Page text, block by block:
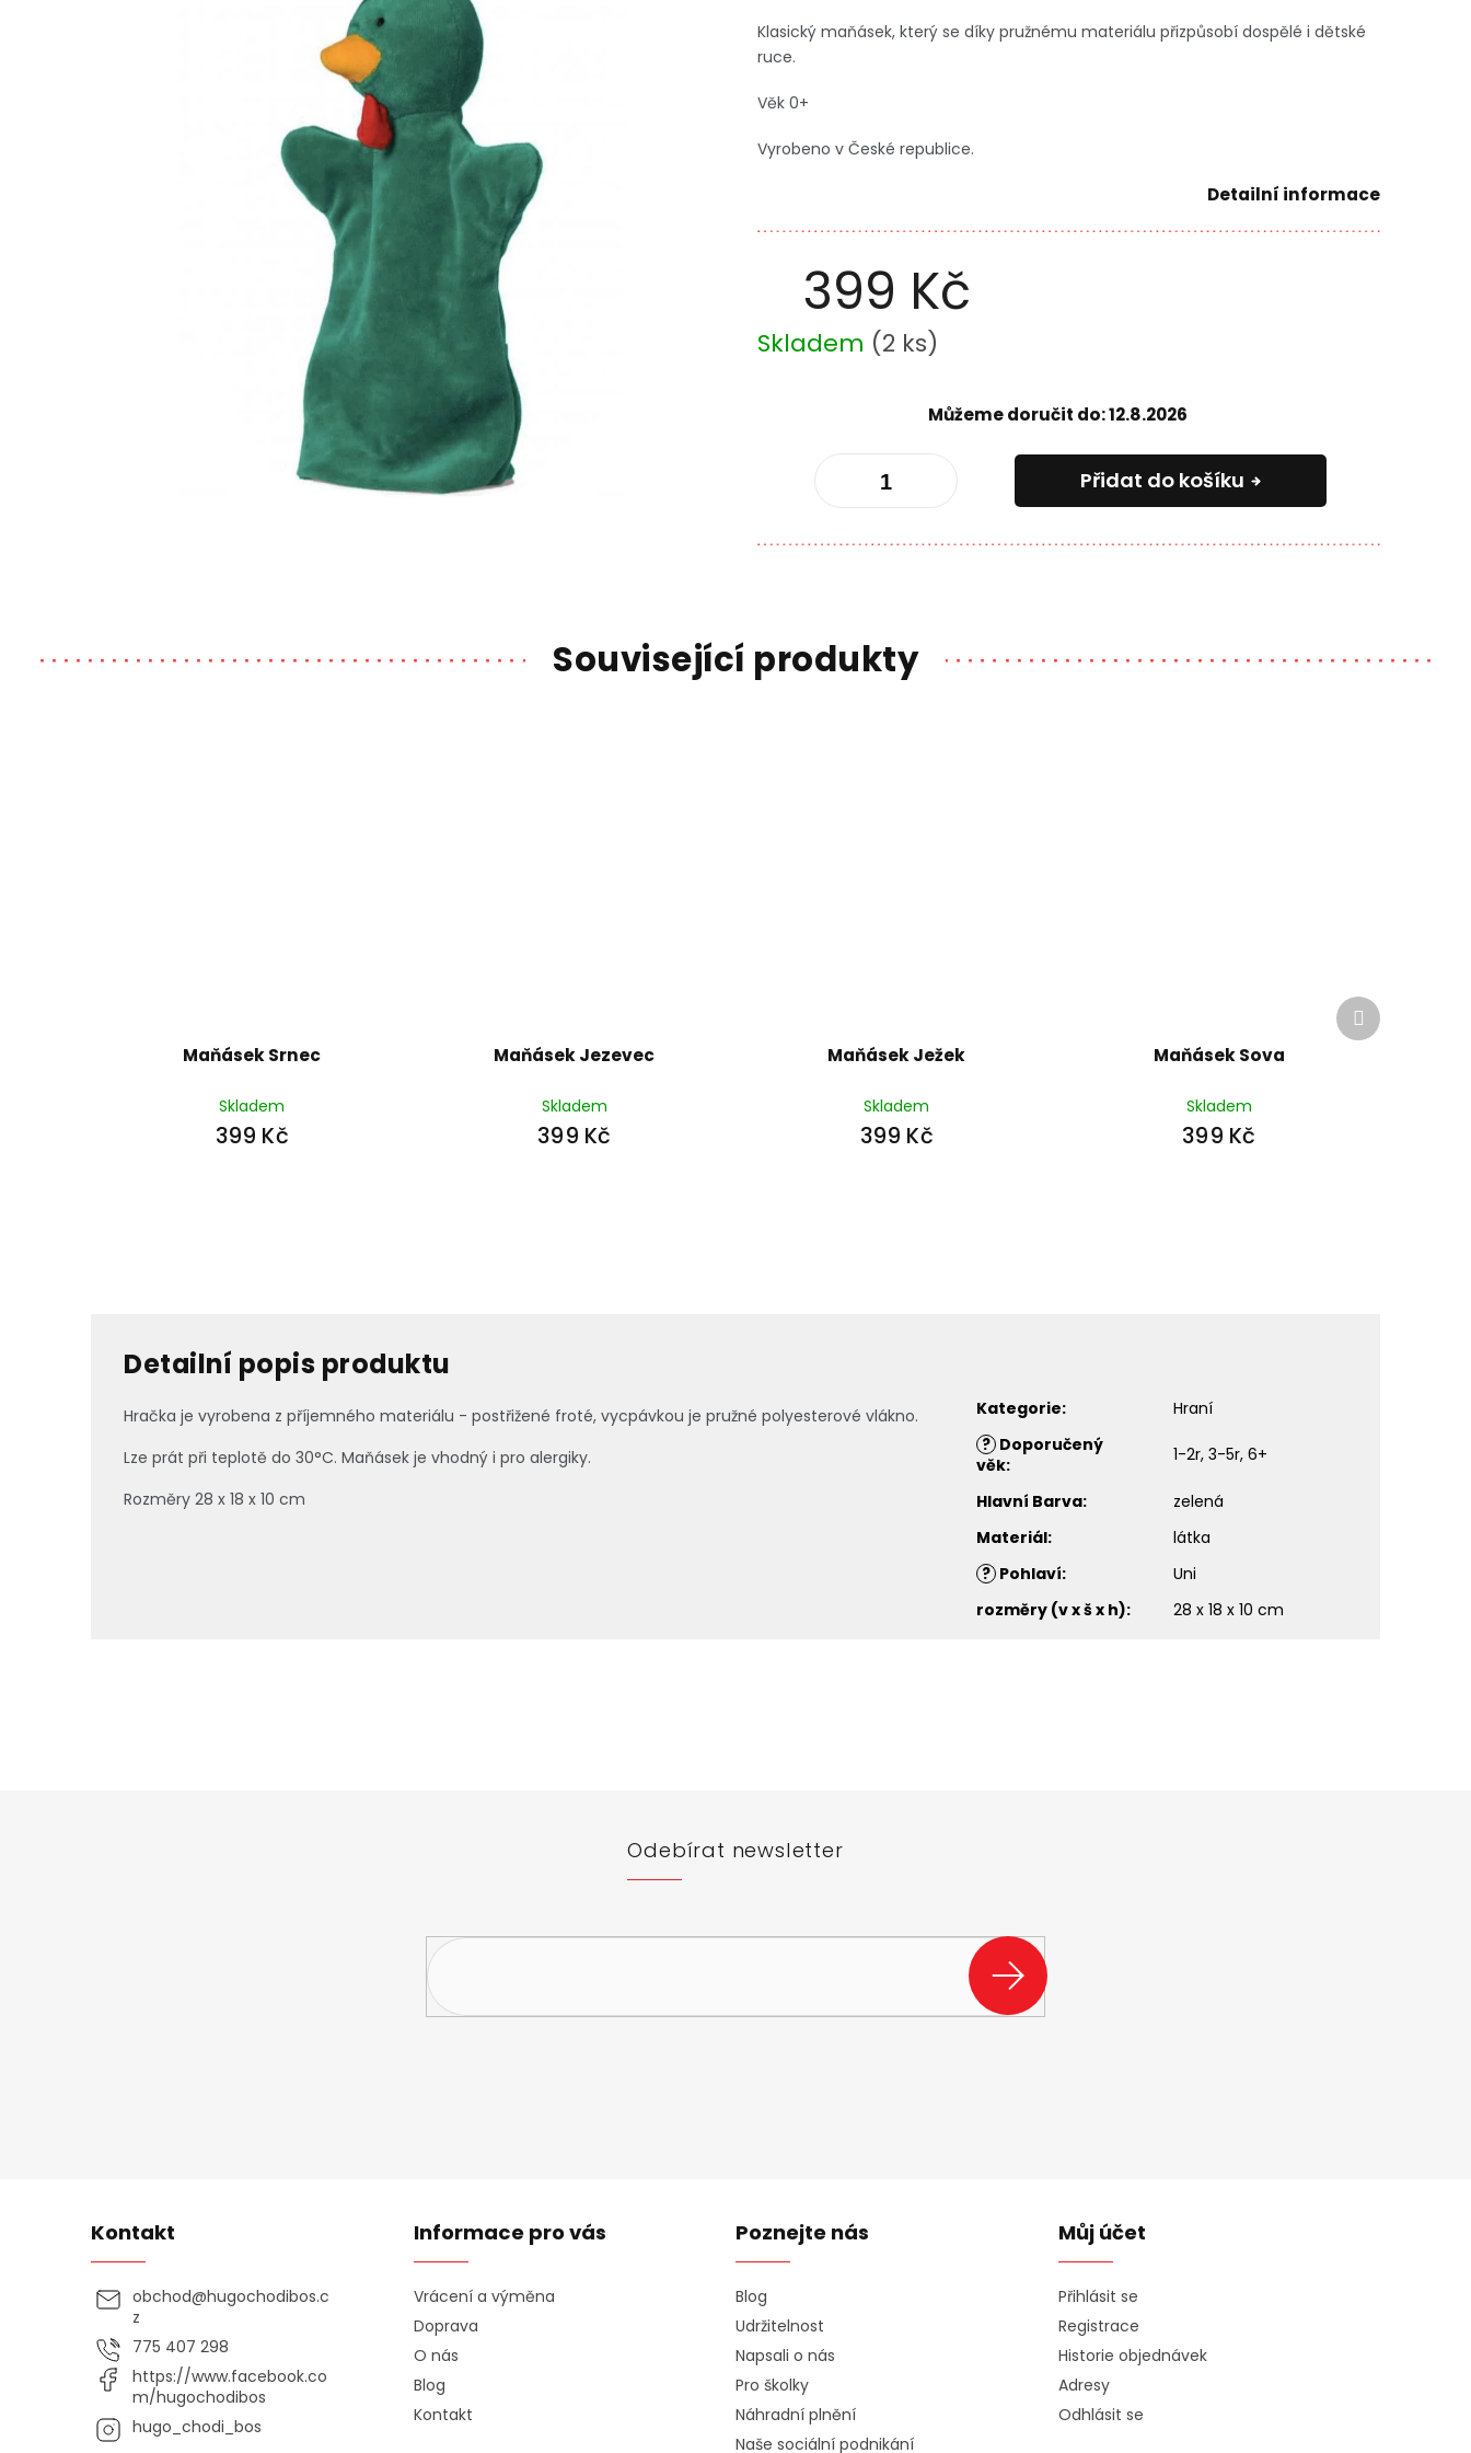
399 Kč
Měrná
cena:
Skladem (2 ks)
Můžeme doručit do:12.8.2026
Přidat do košíku
Klasický maňásek, který se díky pružnému materiálu přizpůsobí dospělé i dětské
ruce.
Věk 0+
Vyrobeno v České republice.
Detailní informace
Související produkty
Maňásek Srnec
Skladem
399 Kč
Maňásek Jezevec
Skladem
399 Kč
Maňásek Ježek
Skladem
399 Kč
Maňásek Sova
Skladem
399 Kč
Další
produkt
Detailní popis produktu
Hračka je vyrobena z příjemného materiálu - postřižené froté, vycpávkou je pružné polyesterové vlákno.
Lze prát při teplotě do 30°C. Maňásek je vhodný i pro alergiky.
Rozměry 28 x 18 x 10 cm
Kategorie:
Hraní
? Doporučený
věk: 1-2r, 3-5r, 6+
Hlavní Barva:
zelená
Materiál:
látka
? Pohlaví:
Uni
rozměry (v x š x h): 28 x 18 x 10 cm
Odebírat newsletter
PŘIHLÁSIT
SE
Kontakt
obchod@hugochodibos.c
z
775 407 298
https://www.facebook.co
m/hugochodibos
hugo_chodi_bos
Informace pro vás
Vrácení a výměna
Doprava
O nás
Blog
Kontakt
Poznejte nás
Blog
Udržitelnost
Napsali o nás
Pro školky
Náhradní plnění
Naše sociální podnikání
Můj účet
Přihlásit se
Registrace
Historie objednávek
Adresy
Odhlásit se